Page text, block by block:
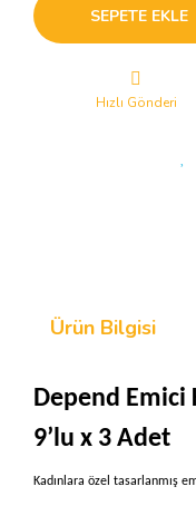
SEPETE EKLE
Hızlı Gönderi
Ürün Bilgisi
Depend Emici
9’lu x 3 Adet
Kadınlara özel tasarlanmış